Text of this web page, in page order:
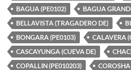
BAGUA (PE0102)
BAGUA
BELLAVISTA (TRAGADERO DE)
BONGARA (PE0103)
CALAVERA
CASCAYUNGA (CUEVA DE)
COPALLIN (PE010203)